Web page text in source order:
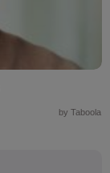
by Taboola